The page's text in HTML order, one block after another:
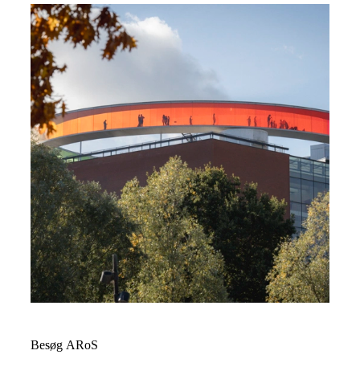
Besøg ARoS